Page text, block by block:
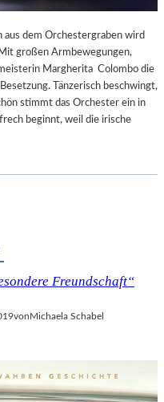
dem Orchestergraben wird
großen Armbewegungen,
Margherita Colombo die
Tänzerisch beschwingt,
stimmt das Orchester ein in
beginnt, weil die irische
Freundschaft“
von Michaela Schabel